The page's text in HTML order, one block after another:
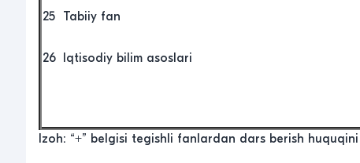
25 Tabiiy fan
26 Iqtisodiy bilim asoslari
Izoh: “+” belgisi tegishli fanlardan dars berish